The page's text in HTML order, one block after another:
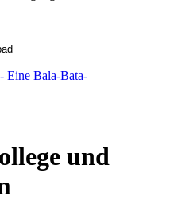
Eine Bala-Bata-
und